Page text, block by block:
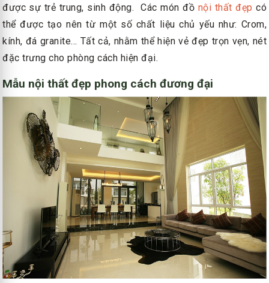
được sự trẻ trung, sinh động. Các món đồ nội thất đẹp có
thể được tạo nên từ một số chất liệu chủ yếu như: Crom,
kính, đá granite… Tất cả, nhằm thể hiện vẻ đẹp trọn vẹn, nét
đặc trưng cho phòng cách hiện đại.
Mẫu nội thất đẹp phong cách đương đại